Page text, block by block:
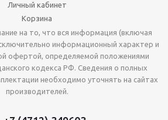
Личный кабинет
Корзина
на то, что вся информация (включая
информационный характер и
офертой, определяемой положениями
кодекса РФ. Сведения о полных
необходимо уточнять на сайтах
производителей.